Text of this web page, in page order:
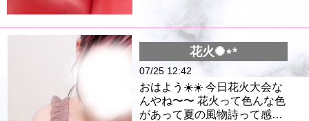
花火✺⋆*
07/25 12:42
おはよう☀️☀️ 今日花火大会な
んやね〜〜 花火って色んな色
があって夏の風物詩って感…